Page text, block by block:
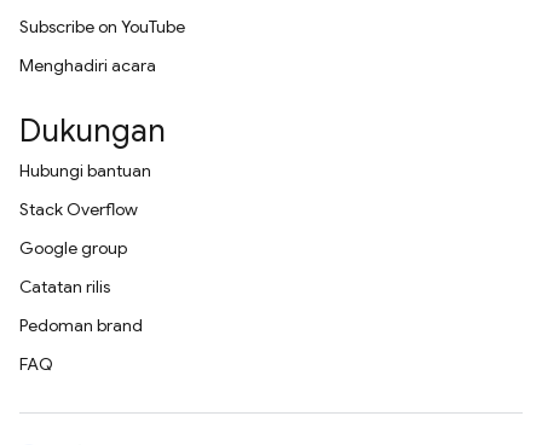
Subscribe on YouTube
Menghadiri acara
Dukungan
Hubungi bantuan
Stack Overflow
Google group
Catatan rilis
Pedoman brand
FAQ